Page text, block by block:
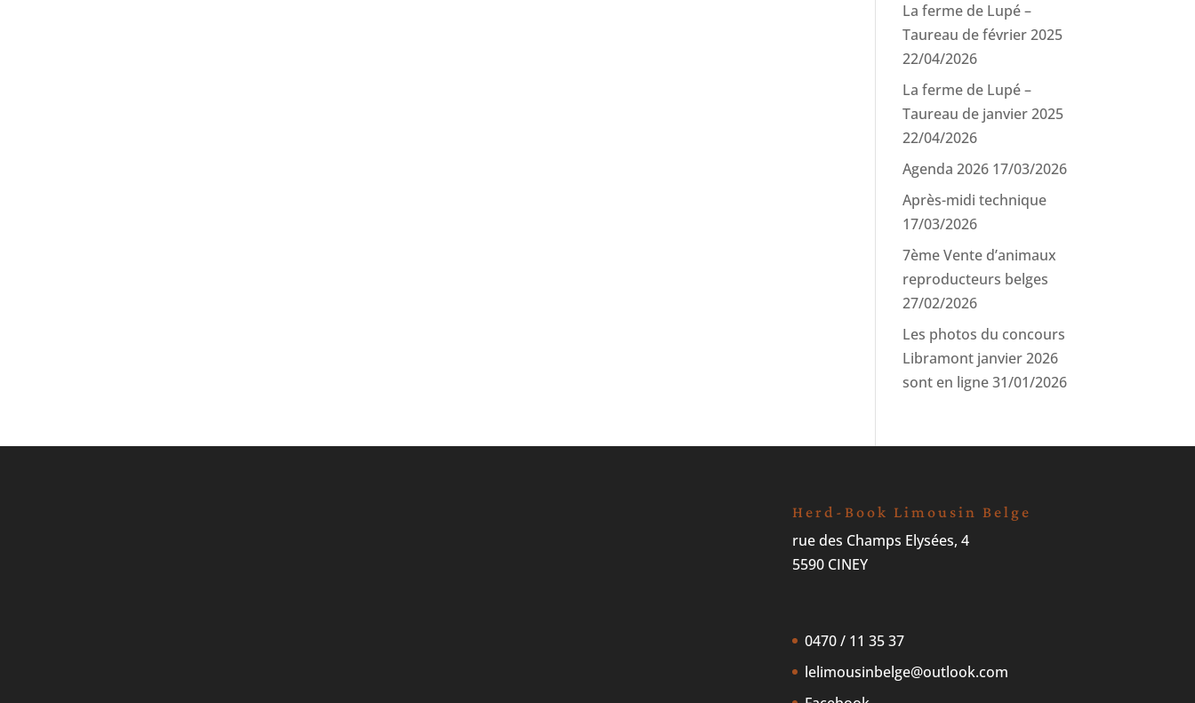
La ferme de Lupé –
Taureau de février 2025
22/04/2026
La ferme de Lupé –
Taureau de janvier 2025
22/04/2026
Agenda 2026 17/03/2026
Après-midi technique
17/03/2026
7ème Vente d’animaux
reproducteurs belges
27/02/2026
Les photos du concours
Libramont janvier 2026
sont en ligne31/01/2026
Herd-Book Limousin Belge
rue des Champs Elysées, 4
5590 CINEY
0470 / 11 35 37
lelimousinbelge@outlook.com